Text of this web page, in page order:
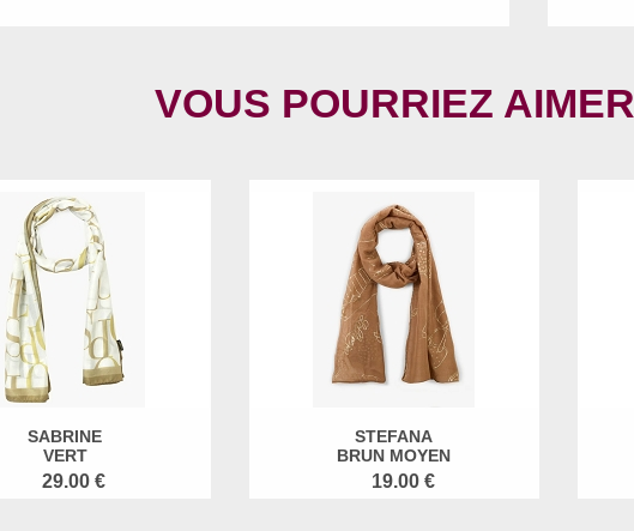
VOUS POURRIEZ AIMER
SABRINE
VERT
29.00 €
STEFANA
BRUN MOYEN
19.00 €